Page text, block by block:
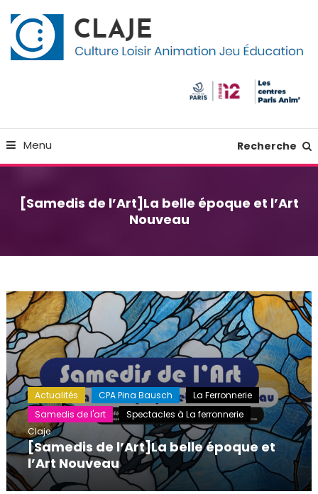
To
Content
Menu Recherche
[Samedis de l’Art]La belle époque et l’Art
Nouveau
Actualités CPA Pina Bausch
La Ferronnerie
Samedis de l'art
Spectacles à La ferronnerie
Claje
[Samedis de l’Art]La belle époque et
l’Art Nouveau